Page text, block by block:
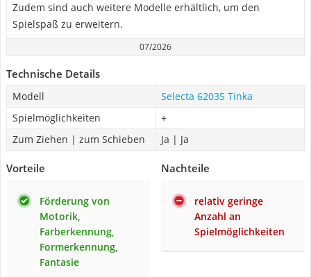
Zudem sind auch weitere Modelle erhältlich, um den
Spielspaß zu erweitern.
07/2026
Technische Details
Modell
Selecta 62035 Tinka
Spielmöglichkeiten
+
Zum Ziehen | zum Schieben
Ja | Ja
Vorteile
Förderung von
Motorik,
Farberkennung,
Formerkennung,
Fantasie
Nachteile
relativ geringe
Anzahl an
Spielmöglichkeiten